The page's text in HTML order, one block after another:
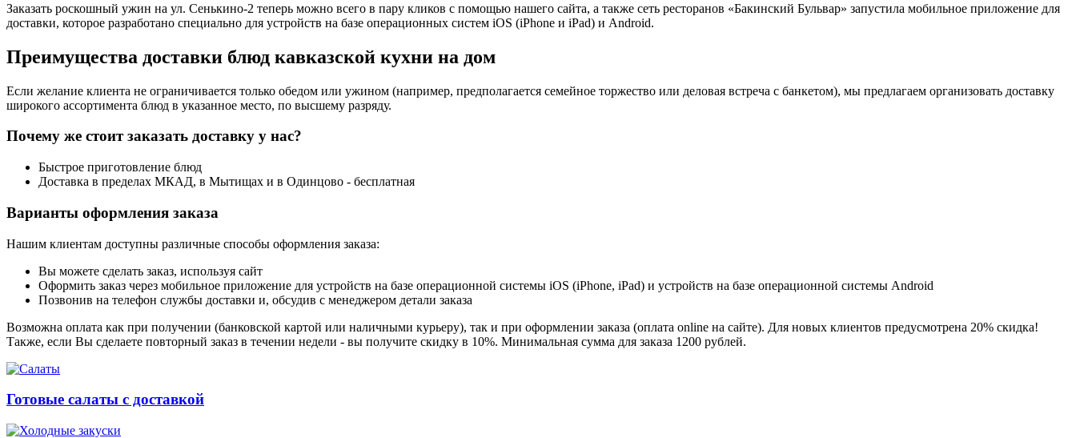
Заказать роскошный ужин на ул. Сенькино-2 теперь можно всего в пару кликов с помощью нашего сайта, а также сеть ресторанов «Бакинский Бульвар» запустила мобильное приложение для
доставки, которое разработано специально для устройств на базе операционных систем iOS (iPhone и iPad) и Android.
Преимущества доставки блюд кавказской кухни на дом
Если желание клиента не ограничивается только обедом или ужином (например, предполагается семейное торжество или деловая встреча с банкетом), мы предлагаем организовать доставку
широкого ассортимента блюд в указанное место, по высшему разряду.
Почему же стоит заказать доставку у нас?
Быстрое приготовление блюд
Доставка в пределах МКАД, в Мытищах и в Одинцово - бесплатная
Варианты оформления заказа
Нашим клиентам доступны различные способы оформления заказа:
Вы можете сделать заказ, используя сайт
Оформить заказ через мобильное приложение для устройств на базе операционной системы iOS (iPhone, iPad) и устройств на базе операционной системы Android
Позвонив на телефон службы доставки и, обсудив с менеджером детали заказа
Возможна оплата как при получении (банковской картой или наличными курьеру), так и при оформлении заказа (оплата online на сайте). Для новых клиентов предусмотрена 20% скидка!
Также, если Вы сделаете повторный заказ в течении недели - вы получите скидку в 10%. Минимальная сумма для заказа 1200 рублей.
Готовые салаты с доставкой